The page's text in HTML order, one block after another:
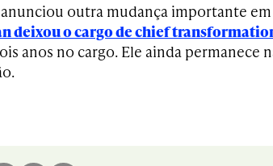
anunciou outra mudança importante
deixou o cargo de chief
anos no cargo. Ele ainda permanece